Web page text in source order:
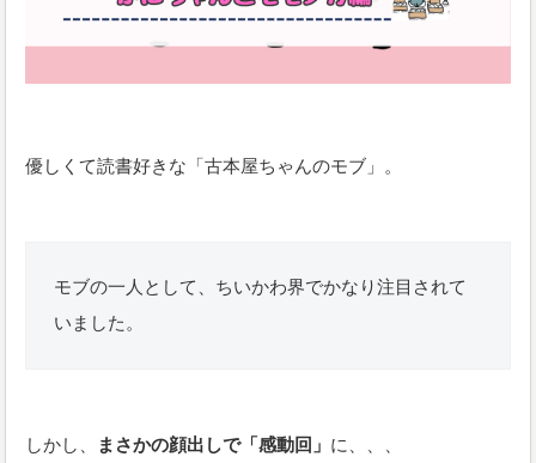
優しくて読書好きな「古本屋ちゃんのモブ」。
モブの一人として、ちいかわ界でかなり注目されて
いました。
しかし、 まさかの顔出しで「感動回」 に、、、